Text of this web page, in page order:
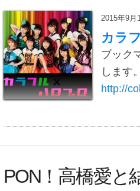
2015年9月
カラ
ブック
します。
http://
PON！高橋愛と